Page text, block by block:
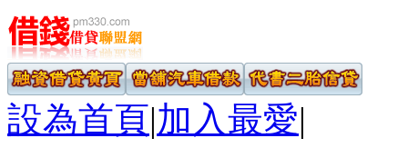
設為首頁|加入最愛|